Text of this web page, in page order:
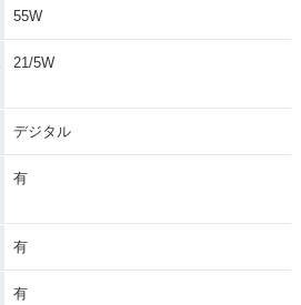
55W
21/5W
デジタル
有
有
有